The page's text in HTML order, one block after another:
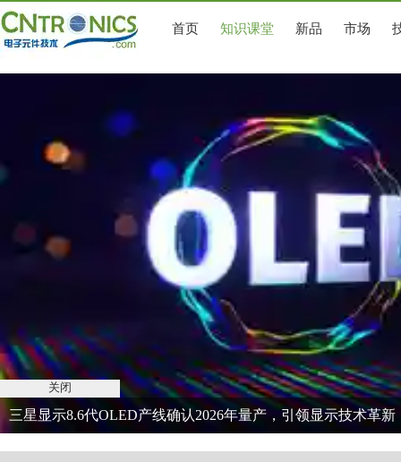
首页 知识课堂 新品 市场
三星显示8.6代OLED产线确认2026年量产，引领显示技术革新
关闭